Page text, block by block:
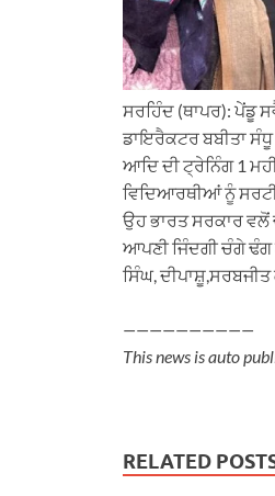
ਸਰਹਿੰਦ (ਥਾਪਰ): ਪੇਂਡੂ
ਡਾਇਰੈਕਟਰ ਬਬੀਤਾ
ਆਦਿ ਦੀ ਟ੍ਰੇਨਿੰਗ 1
ਵਿਦਿਆਰਥੀਆਂ ਨੂੰ
ਉਹ ਭਾਰਤ ਸਰਕਾਰ
ਆਪਣੀ ਜਿੰਦਗੀ ਚੰਗੇ
ਸਿੰਘ,
——————————
This news is auto
RELATED